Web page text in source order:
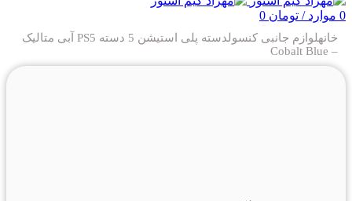
0 موارد / تومان
خانهلوازم جانبی کنسولدسته پلی استیشن 5
دسته PS5 آبی متالیک
– Cobalt Blue